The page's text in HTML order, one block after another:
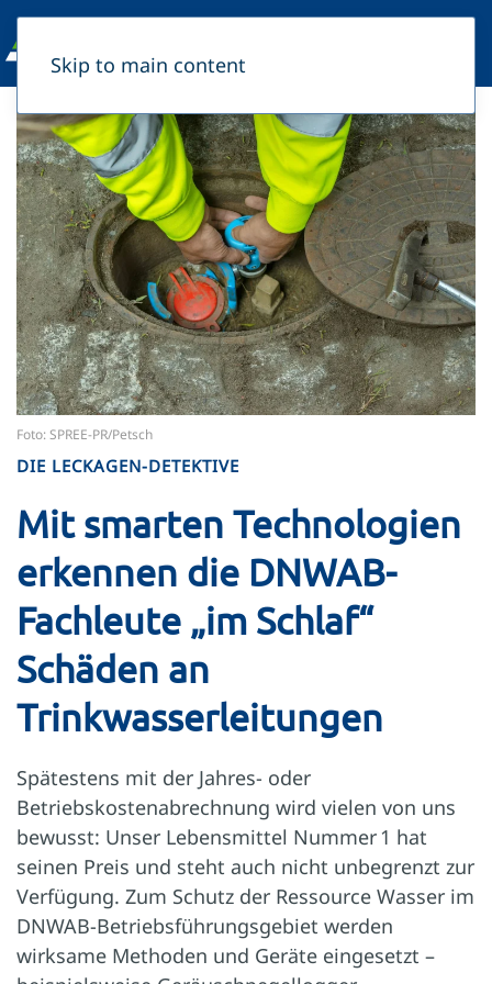
Skip to main content
Foto: SPREE-PR/Petsch
DIE LECKAGEN-DETEKTIVE
Mit smarten Technologien
erkennen die DNWAB-
Fachleute „im Schlaf“
Schäden an
Trinkwasserleitungen
Spätestens mit der Jahres- oder
Betriebskostenabrechnung wird vielen von uns
bewusst: Unser Lebensmittel Nummer 1 hat
seinen Preis und steht auch nicht unbegrenzt zur
Verfügung. Zum Schutz der Ressource Wasser im
DNWAB-Betriebsführungsgebiet werden
wirksame Methoden und Geräte eingesetzt –